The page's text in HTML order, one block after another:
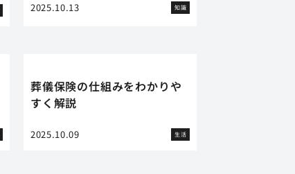
2025.10.13 知識
葬儀保険の仕組みをわかりや
すく解説
2025.10.09 生活